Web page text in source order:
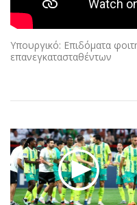
Αθλητισμός
Κύπρος
Ελλάδα
Οικονομία
Real Estate
Επιχειρήσεις
Αγορές
Υπουργικό: Επιδόματα
επανεγκατασταθέντων